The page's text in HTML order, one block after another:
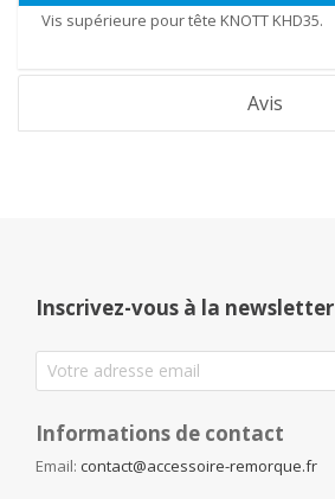
Vis supérieure pour tête KNOTT KHD35.
Avis
Inscrivez-vous à la newsletter
Informations de contact
Email: contact@accessoire-remorque.fr